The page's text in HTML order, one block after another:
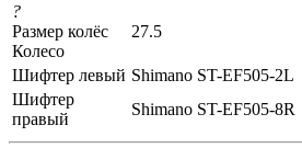
?
Размер колёс
Колесо
27.5
Шифтер левый Shimano ST-EF505-2L
Шифтер
правый
Shimano ST-EF505-8R